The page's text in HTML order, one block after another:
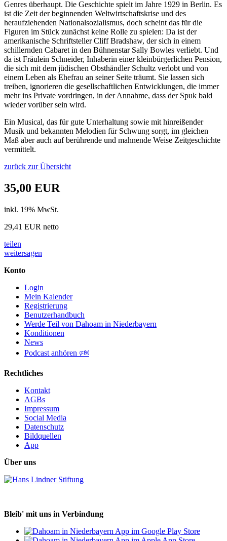
Genres überhaupt. Die Geschichte spielt im Jahre 1929 in Berlin. Es
ist die Zeit der beginnenden Weltwirtschaftskrise und des
heraufziehenden Nationalsozialismus, doch scheint das für die
Figuren im Stück zunächst keine Rolle zu spielen: Da ist der
amerikanische Schriftsteller Cliff Bradshaw, der sich in einem
schillernden Cabaret in den Bühnenstar Sally Bowles verliebt. Und
da ist Fräulein Schneider, Inhaberin einer kleinbürgerlichen Pension,
die sich mit dem jüdischen Obsthändler Schultz verlobt und von
einem Leben als Ehefrau an seiner Seite träumt. Sie lassen sich
treiben, ignorieren die gesellschaftlichen Entwicklungen, die immer
mehr ins Private vordringen, in der Annahme, dass der Spuk bald
wieder vorüber sein wird.
Ein Musical, das für gute Unterhaltung sowie mit hinreißender
Musik und bekannten Melodien für Schwung sorgt, im gleichen
Maß aber auch auf berührende und mahnende Weise Zeitgeschichte
vermittelt.
zurück zur Übersicht
35,00 EUR
inkl. 19% MwSt.
29,41 EUR netto
teilen
weitersagen
Konto
Login
Mein Kalender
Registrierung
Benutzerhandbuch
Werde Teil von Dahoam in Niederbayern
Konditionen
News
Podcast anhören 🕬
Rechtliches
Kontakt
AGBs
Impressum
Social Media
Datenschutz
Bildquellen
App
Über uns
Bleib' mit uns in Verbindung